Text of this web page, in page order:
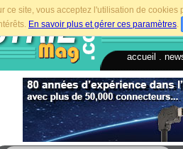
ce site, vous acceptez l'utilisation de
En savoir plus et gérer ces paramètres.
accueil